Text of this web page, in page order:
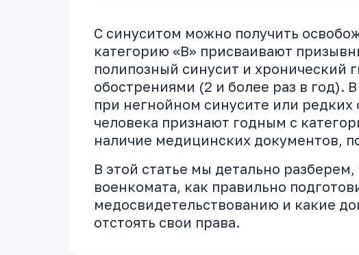
С синуситом можно получить
категорию «В» присваивают
полипозный синусит и хронический
обострениями (2 и более раз в год).
при негнойном синусите или редких
человека признают годным с
наличие медицинских документов,
В этой статье мы детально
военкомата, как правильно
медосвидетельствованию и какие
отстоять свои права.